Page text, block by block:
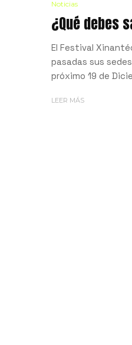
Noticias
¿Qué debes
El Festival
pasadas sus
próximo 19 de
LEER MÁS